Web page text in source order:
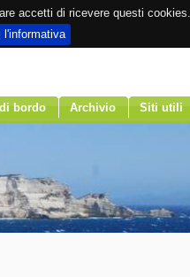
accetti di ricevere questi
l'informativa
bordo Archivio Siti utili